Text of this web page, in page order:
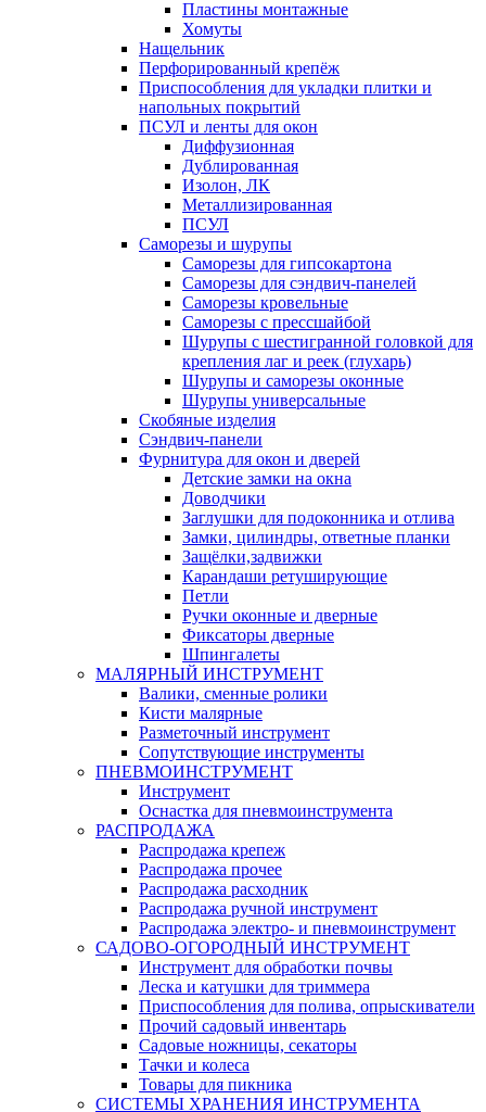
Пластины монтажные
Хомуты
Нащельник
Перфорированный крепёж
Приспособления для укладки плитки и
напольных покрытий
ПСУЛ и ленты для окон
Диффузионная
Дублированная
Изолон, ЛК
Металлизированная
ПСУЛ
Саморезы и шурупы
Саморезы для гипсокартона
Саморезы для сэндвич-панелей
Саморезы кровельные
Саморезы с прессшайбой
Шурупы с шестигранной головкой для
крепления лаг и реек (глухарь)
Шурупы и саморезы оконные
Шурупы универсальные
Скобяные изделия
Сэндвич-панели
Фурнитура для окон и дверей
Детские замки на окна
Доводчики
Заглушки для подоконника и отлива
Замки, цилиндры, ответные планки
Защёлки,задвижки
Карандаши ретуширующие
Петли
Ручки оконные и дверные
Фиксаторы дверные
Шпингалеты
МАЛЯРНЫЙ ИНСТРУМЕНТ
Валики, сменные ролики
Кисти малярные
Разметочный инструмент
Сопутствующие инструменты
ПНЕВМОИНСТРУМЕНТ
Инструмент
Оснастка для пневмоинструмента
РАСПРОДАЖА
Распродажа крепеж
Распродажа прочее
Распродажа расходник
Распродажа ручной инструмент
Распродажа электро- и пневмоинструмент
САДОВО-ОГОРОДНЫЙ ИНСТРУМЕНТ
Инструмент для обработки почвы
Леска и катушки для триммера
Приспособления для полива, опрыскиватели
Прочий садовый инвентарь
Садовые ножницы, секаторы
Тачки и колеса
Товары для пикника
СИСТЕМЫ ХРАНЕНИЯ ИНСТРУМЕНТА